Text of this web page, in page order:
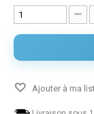
Ajouter à ma